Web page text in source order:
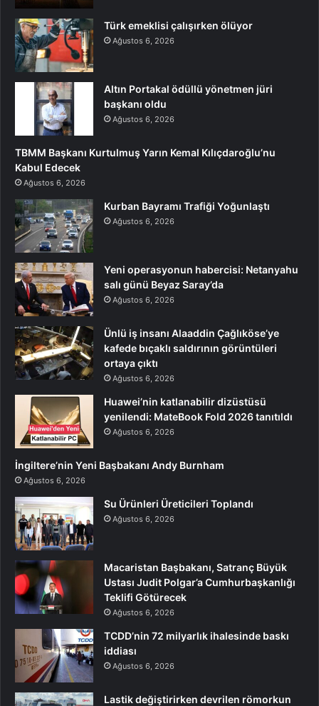
Türk emeklisi çalışırken ölüyor
Ağustos 6, 2026
Altın Portakal ödüllü yönetmen jüri
başkanı oldu
Ağustos 6, 2026
TBMM Başkanı Kurtulmuş Yarın Kemal Kılıçdaroğlu’nu
Kabul Edecek
Ağustos 6, 2026
Kurban Bayramı Trafiği Yoğunlaştı
Ağustos 6, 2026
Yeni operasyonun habercisi: Netanyahu
salı günü Beyaz Saray’da
Ağustos 6, 2026
Ünlü iş insanı Alaaddin Çağlıköse’ye
kafede bıçaklı saldırının görüntüleri
ortaya çıktı
Ağustos 6, 2026
Huawei’nin katlanabilir dizüstüsü
yenilendi: MateBook Fold 2026 tanıtıldı
Ağustos 6, 2026
İngiltere’nin Yeni Başbakanı Andy Burnham
Ağustos 6, 2026
Su Ürünleri Üreticileri Toplandı
Ağustos 6, 2026
Macaristan Başbakanı, Satranç Büyük
Ustası Judit Polgar’a Cumhurbaşkanlığı
Teklifi Götürecek
Ağustos 6, 2026
TCDD’nin 72 milyarlık ihalesinde baskı
iddiası
Ağustos 6, 2026
Lastik değiştirirken devrilen römorkun